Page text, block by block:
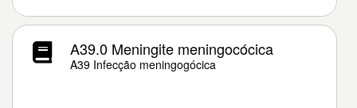
A39.0 Meningite meningocócica
A39 Infecção meningogócica